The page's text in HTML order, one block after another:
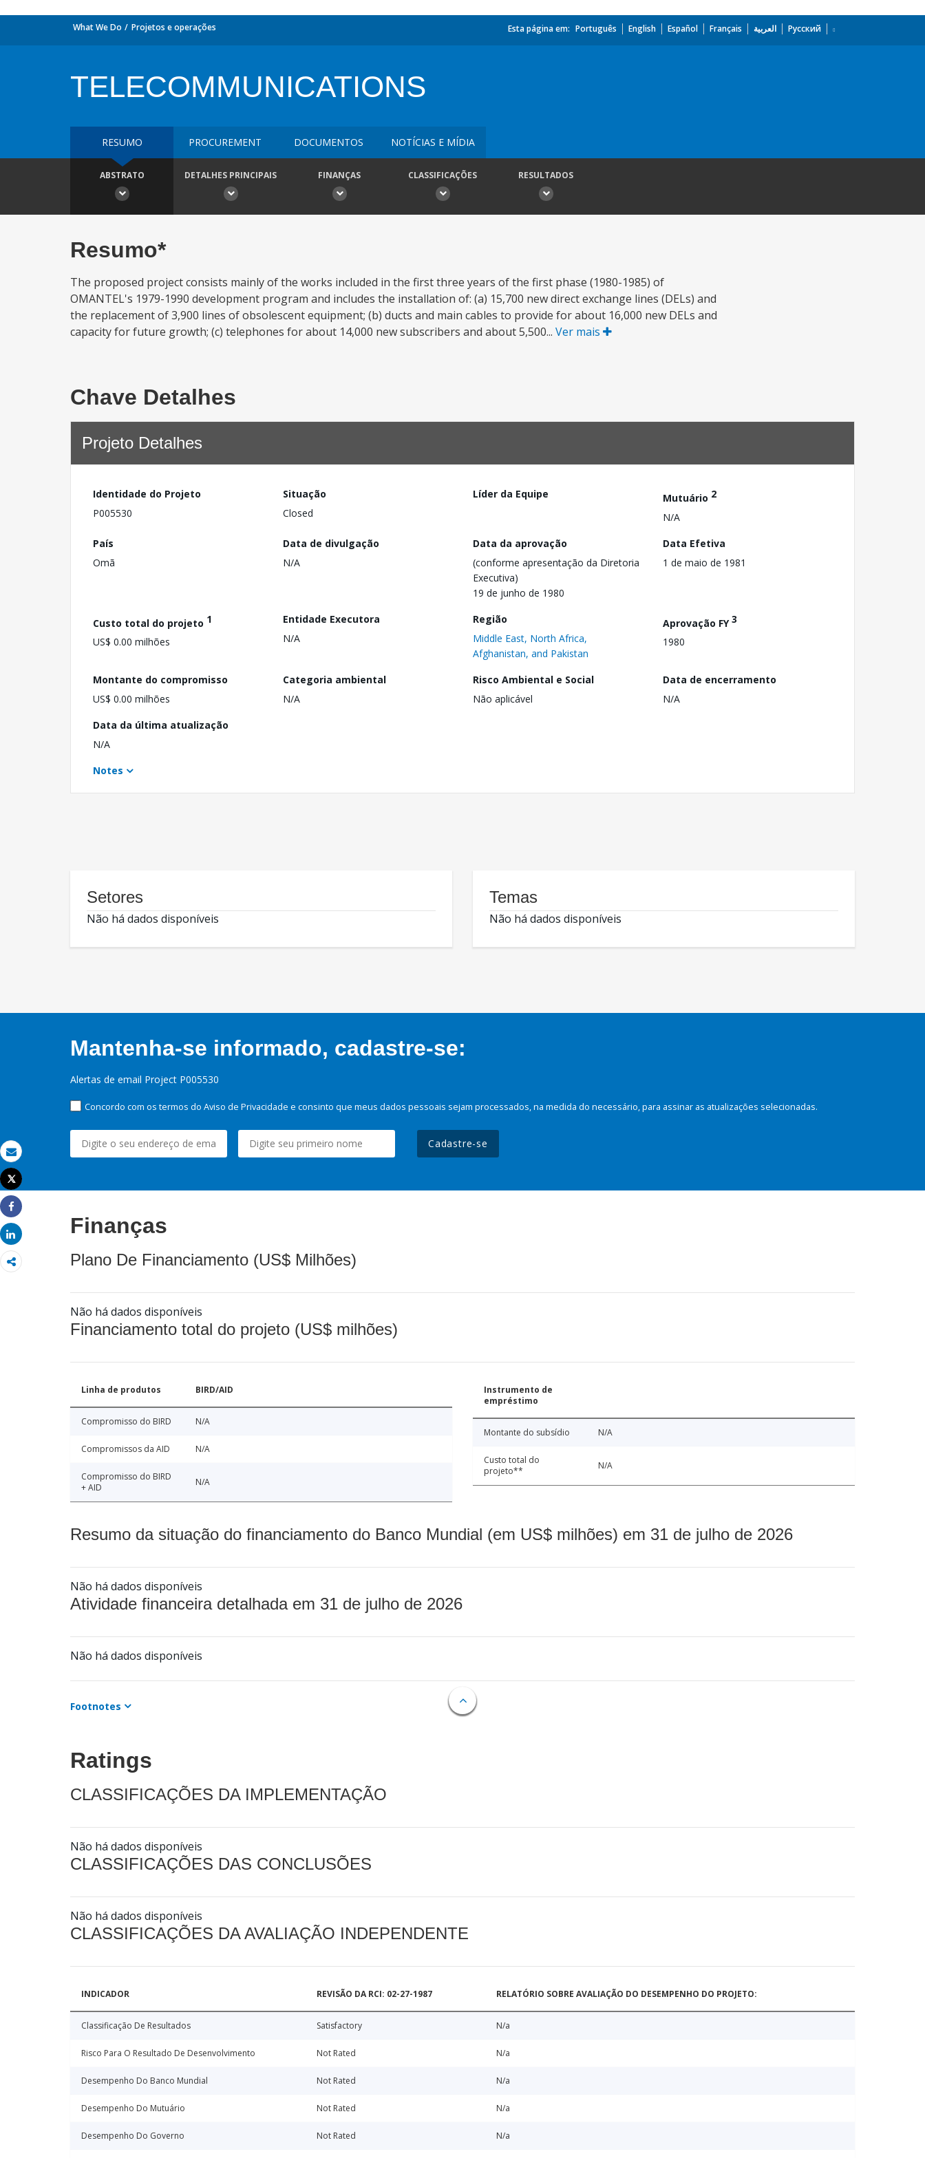
Email
Imprimir
Tweet
Share
Share
What We Do Projetos e operações Esta página em: Português English Español Français العربية Русский
TELECOMMUNICATIONS
RESUMO PROCUREMENT DOCUMENTOS NOTÍCIAS E MÍDIA
ABSTRATO DETALHES PRINCIPAIS FINANÇAS CLASSIFICAÇÕES RESULTADOS
Resumo*
The proposed project consists mainly of the works included in the first three years of the first phase (1980-1985) of
OMANTEL's 1979-1990 development program and includes the installation of: (a) 15,700 new direct exchange lines (DELs) and
the replacement of 3,900 lines of obsolescent equipment; (b) ducts and main cables to provide for about 16,000 new DELs and
capacity for future growth; (c) telephones for about 14,000 new subscribers and about 5,500... Ver mais
Chave Detalhes
Projeto Detalhes
Identidade do Projeto
P005530
Situação
Closed
Líder da Equipe Mutuário 2
N/A
País
Omã
Data de divulgação
N/A
Data da aprovação
(conforme apresentação da Diretoria
Executiva)
19 de junho de 1980
Data Efetiva
1 de maio de 1981
Custo total do projeto 1
US$ 0.00 milhões
Entidade Executora
N/A
Região
Middle East, North Africa,
Afghanistan, and Pakistan
Aprovação FY3
1980
Montante do compromisso
US$ 0.00 milhões
Categoria ambiental
N/A
Risco Ambiental e Social
Não aplicável
Data de encerramento
N/A
Data da última atualização
N/A
Notes
Setores
Não há dados disponíveis
Temas
Não há dados disponíveis
Mantenha-se informado, cadastre-se:
Alertas de email Project P005530
Concordo com os termos do Aviso de Privacidade e consinto que meus dados pessoais sejam processados, na medida do necessário, para assinar as atualizações selecionadas.
Cadastre-se
Finanças
Plano De Financiamento (US$ Milhões)
Não há dados disponíveis
Financiamento total do projeto (US$ milhões)
Linha de produtos BIRD/AID
Compromisso do BIRD N/A
Compromissos da AID N/A
Compromisso do BIRD
+ AID
N/A
Instrumento de
empréstimo
Montante do subsídio N/A
Custo total do
projeto**
N/A
Resumo da situação do financiamento do Banco Mundial (em US$ milhões) em 31 de julho de 2026
Não há dados disponíveis
Atividade financeira detalhada em 31 de julho de 2026
Não há dados disponíveis
Footnotes
Ratings
CLASSIFICAÇÕES DA IMPLEMENTAÇÃO
Não há dados disponíveis
CLASSIFICAÇÕES DAS CONCLUSÕES
Não há dados disponíveis
CLASSIFICAÇÕES DA AVALIAÇÃO INDEPENDENTE
INDICADOR REVISÃO DA RCI: 02-27-1987 RELATÓRIO SOBRE AVALIAÇÃO DO DESEMPENHO DO PROJETO:
Classificação De Resultados Satisfactory N/a
Risco Para O Resultado De Desenvolvimento Not Rated N/a
Desempenho Do Banco Mundial Not Rated N/a
Desempenho Do Mutuário Not Rated N/a
Desempenho Do Governo Not Rated N/a